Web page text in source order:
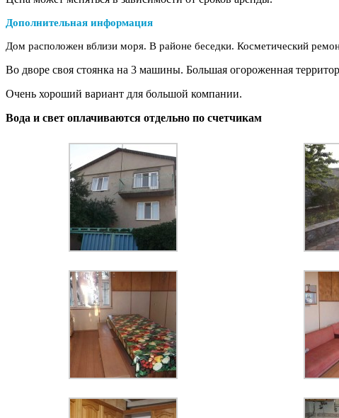
Дополнительная информация
Дом расположен вблизи моря. В районе беседки. Косметический
Во дворе своя стоянка на 3 машины. Большая огороженная
Очень хороший вариант для большой компании.
Вода и свет оплачиваются отдельно по счетчикам